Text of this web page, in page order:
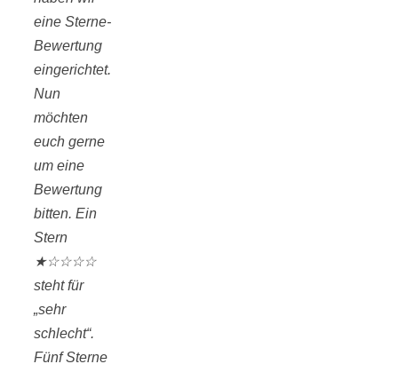
eine Sterne-
Bewertung
eingerichtet.
Nun
möchten
euch gerne
um eine
Bewertung
bitten. Ein
Stern
★☆☆☆☆
steht für
„sehr
schlecht“.
Fünf Sterne